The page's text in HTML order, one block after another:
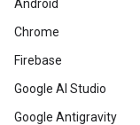
Android
Chrome
Firebase
Google AI Studio
Google Antigravity